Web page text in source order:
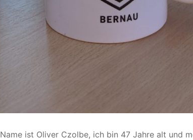
Name ist Oliver Czolbe, ich bin 47 Jahre alt und